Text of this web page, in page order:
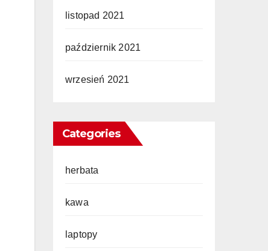
listopad 2021
październik 2021
wrzesień 2021
Categories
herbata
kawa
laptopy